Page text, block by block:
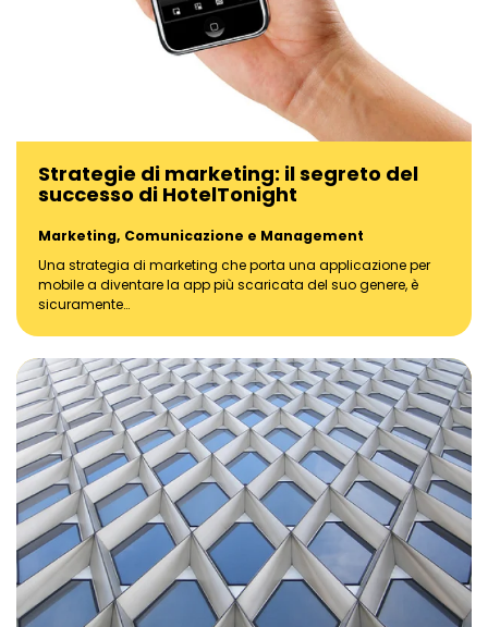
Strategie di marketing: il segreto del
successo di HotelTonight
Marketing, Comunicazione e Management
Una strategia di marketing che porta una applicazione per
mobile a diventare la app più scaricata del suo genere, è
sicuramente…